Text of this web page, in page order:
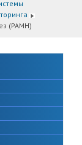
(PAMH)